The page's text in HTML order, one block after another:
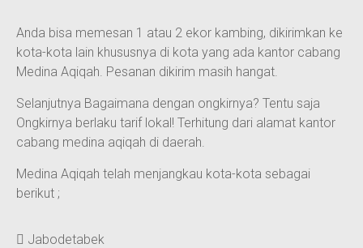
Anda bisa memesan 1 atau 2 ekor kambing, dikirimkan ke
kota-kota lain khususnya di kota yang ada kantor cabang
Medina Aqiqah. Pesanan dikirim masih hangat.
Selanjutnya Bagaimana dengan ongkirnya? Tentu saja
Ongkirnya berlaku tarif lokal! Terhitung dari alamat kantor
cabang medina aqiqah di daerah.
Medina Aqiqah telah menjangkau kota-kota sebagai
berikut ;
Jabodetabek